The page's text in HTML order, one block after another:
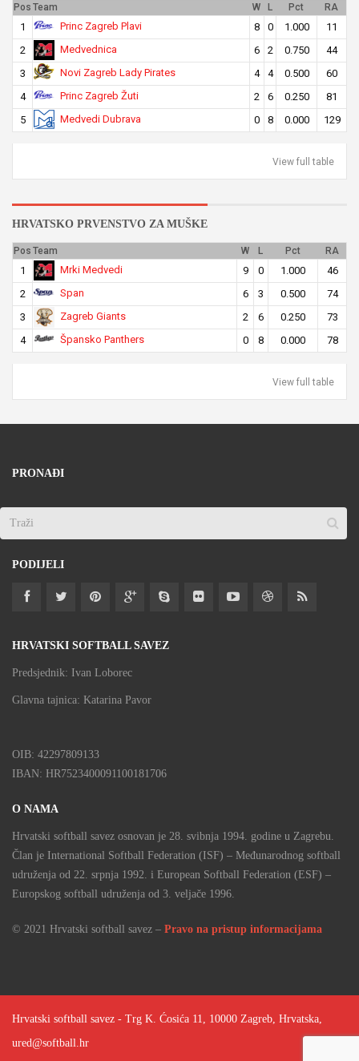
Pos Team W L Pct RA
1 Princ Zagreb Plavi 8 0 1.000
11
2
Medvednica 6 2 0.750
44
3
Novi Zagreb Lady Pirates 4 4 0.500
60
4
Princ Zagreb Žuti 2 6 0.250
81
5
Medvedi Dubrava 0 8 0.000 129
View full table
HRVATSKO PRVENSTVO ZA MUŠKE
Pos Team W L Pct RA
1 Mrki Medvedi 9 0 1.000
46
2
Span 6 3 0.500
74
3
Zagreb Giants 2 6 0.250
73
4
Špansko Panthers 0 8 0.000 78
View full table
PRONAĐI
PODIJELI
HRVATSKI SOFTBALL SAVEZ
Predsjednik: Ivan Loborec
Glavna tajnica: Katarina Pavor
OIB: 42297809133
IBAN: HR7523400091100181706
O NAMA
Hrvatski softball savez osnovan je 28. svibnja 1994. godine u Zagrebu.
Član je International Softball Federation (ISF) – Međunarodnog softball
udruženja od 22. srpnja 1992. i European Softball Federation (ESF) –
Europskog softball udruženja od 3. veljače 1996.
© 2021 Hrvatski softball savez – Pravo na pristup informacijama
Hrvatski softball savez - Trg K. Ćosića 11, 10000 Zagreb, Hrvatska,
ured@softball.hr